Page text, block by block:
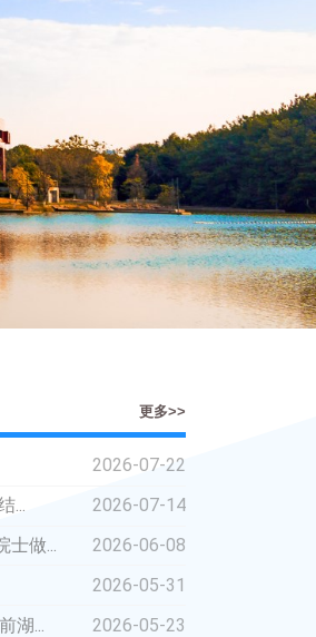
更多>>
2026-07-22
...
2026-07-14
士做...
2026-06-08
2026-05-31
...
2026-05-23